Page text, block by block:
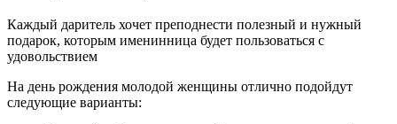
Каждый даритель хочет преподнести полезный и нужный
подарок, которым именинница будет пользоваться с
удовольствием
На день рождения молодой женщины отлично подойдут
следующие варианты: